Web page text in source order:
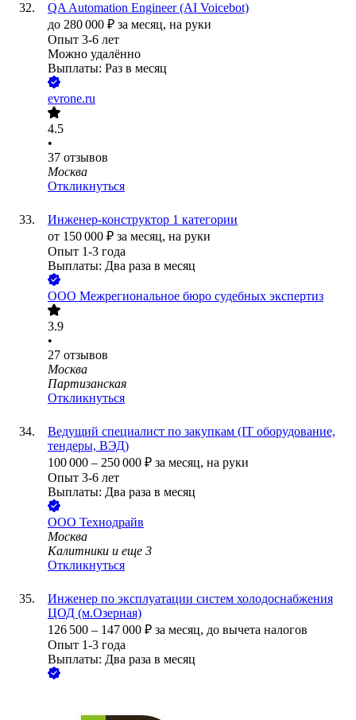
QA Automation Engineer (AI Voicebot)
до 280 000 ₽ за месяц, на руки
Опыт 3-6 лет
Можно удалённо
Выплаты: Раз в месяц
evrone.ru
4.5
•
37 отзывов
Москва
Откликнуться
Инженер-конструктор 1 категории
от 150 000 ₽ за месяц, на руки
Опыт 1-3 года
Выплаты: Два раза в месяц
ООО Межрегиональное бюро судебных экспертиз
3.9
•
27 отзывов
Москва
Партизанская
Откликнуться
Ведущий специалист по закупкам (IT оборудование,
тендеры, ВЭД)
100 000 – 250 000 ₽ за месяц, на руки
Опыт 3-6 лет
Выплаты: Два раза в месяц
ООО Технодрайв
Москва
Калитники и еще 3
Откликнуться
Инженер по эксплуатации систем холодоснабжения
ЦОД (м.Озерная)
126 500 – 147 000 ₽ за месяц, до вычета налогов
Опыт 1-3 года
Выплаты: Два раза в месяц